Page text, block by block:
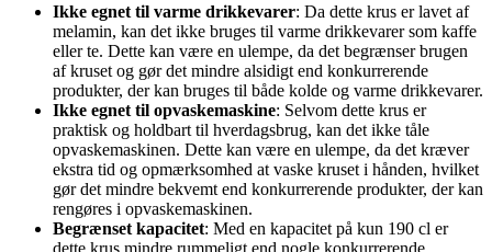
Ikke egnet til varme drikkevarer: Da dette krus er lavet af
melamin, kan det ikke bruges til varme drikkevarer som kaffe
eller te. Dette kan være en ulempe, da det begrænser brugen
af ​​kruset og gør det mindre alsidigt end konkurrerende
produkter, der kan bruges til både kolde og varme drikkevarer.
Ikke egnet til opvaskemaskine: Selvom dette krus er
praktisk og holdbart til hverdagsbrug, kan det ikke tåle
opvaskemaskinen. Dette kan være en ulempe, da det kræver
ekstra tid og opmærksomhed at vaske kruset i hånden, hvilket
gør det mindre bekvemt end konkurrerende produkter, der kan
rengøres i opvaskemaskinen.
Begrænset kapacitet: Med en kapacitet på kun 190 cl er
dette krus mindre rummeligt end nogle konkurrerende